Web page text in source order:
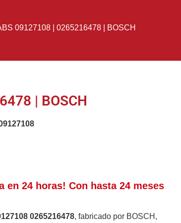
09127108 | 0265216478 | BOSCH
| BOSCH
en 24 horas! Con hasta 24 meses
0265216478, fabricado por BOSCH,